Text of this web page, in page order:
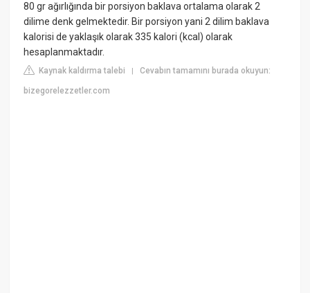
80 gr ağırlığında bir porsiyon baklava ortalama olarak 2
dilime denk gelmektedir. Bir porsiyon yani 2 dilim baklava
kalorisi de yaklaşık olarak 335 kalori (kcal) olarak
hesaplanmaktadır.
Kaynak kaldırma talebi |Cevabın tamamını burada okuyun:
bizegorelezzetler.com